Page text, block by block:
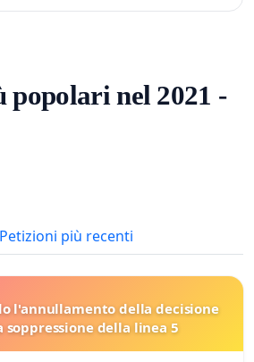
popolari nel 2021 -
Petizioni più recenti
l'annullamento della decisione
riguardo la soppressione della linea 5